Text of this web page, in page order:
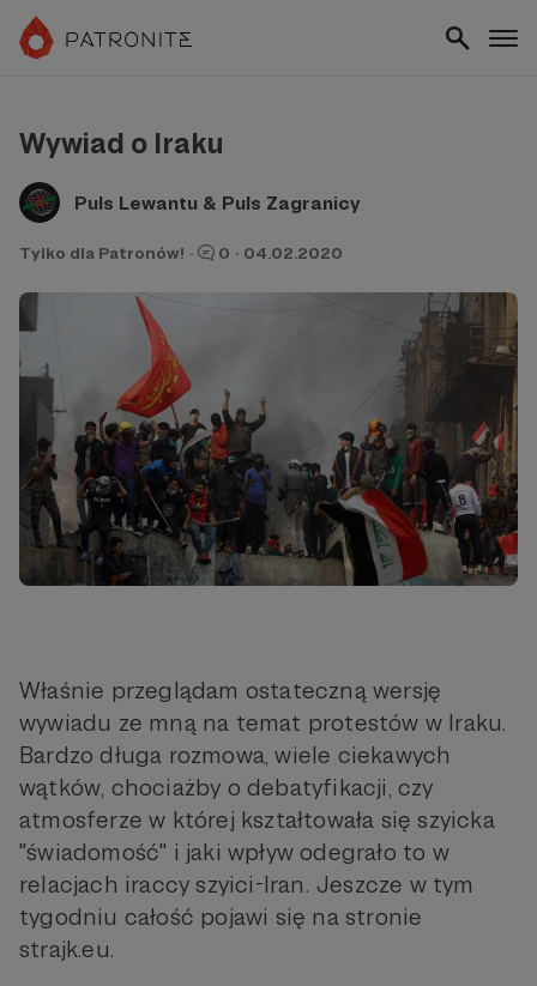
Wywiad o Iraku
Puls Lewantu & Puls Zagranicy
Tylko dla Patronów! · 0 · 04.02.2020
Właśnie przeglądam ostateczną wersję
wywiadu ze mną na temat protestów w Iraku.
Bardzo długa rozmowa, wiele ciekawych
wątków, chociażby o debatyfikacji, czy
atmosferze w której kształtowała się szyicka
"świadomość" i jaki wpływ odegrało to w
relacjach iraccy szyici-Iran. Jeszcze w tym
tygodniu całość pojawi się na stronie
strajk.eu.